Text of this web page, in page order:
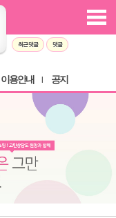
최근 댓글 댓글
이용안내 공지